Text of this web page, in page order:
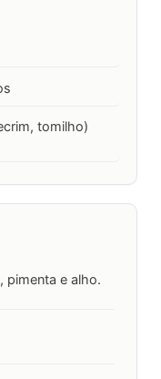
tomilho)
pimenta e alho.